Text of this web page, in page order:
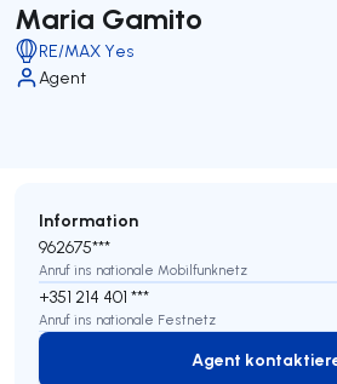
Maria Gamito
RE/MAX Yes
Agent
Information
962675***
Anruf ins nationale Mobilfunknetz
+351 214 401 ***
Anruf ins nationale Festnetz
Agent
Agent